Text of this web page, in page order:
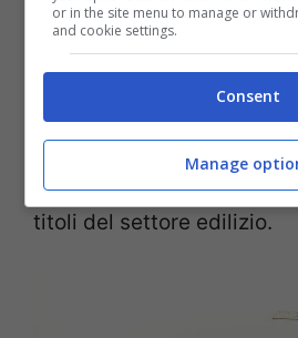
dimostrazione dello
immobili e rendere più
trasparenti le procedure
permessi di costruzione,
Certificate di Inizio Attività
titoli del settore edilizio.
or in the site menu to manage or
and cookie settings.
Consent
Manage